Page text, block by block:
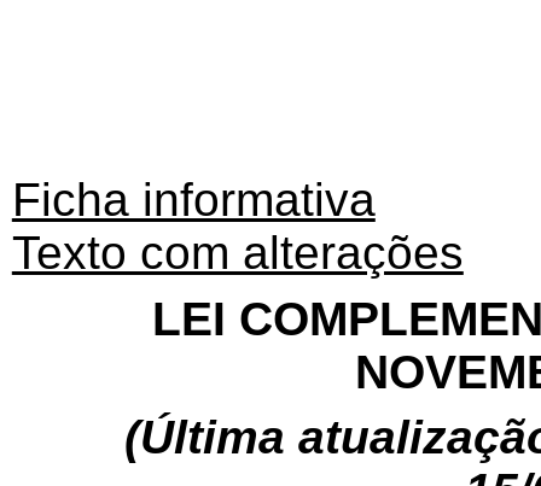
Ficha informativa
Texto com alterações
LEI
(Última